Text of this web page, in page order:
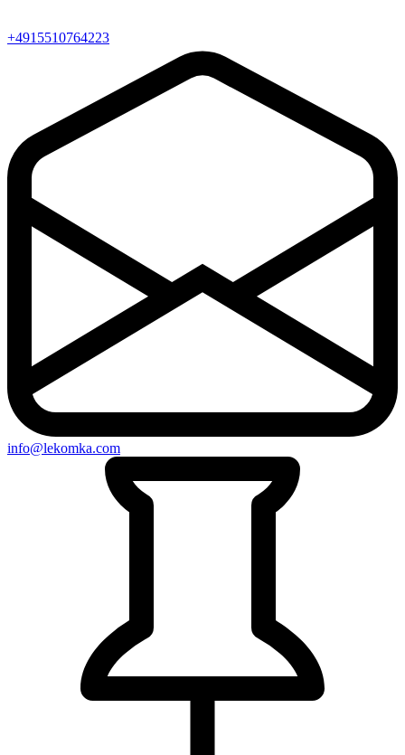
+4915510764223
info@lekomka.com